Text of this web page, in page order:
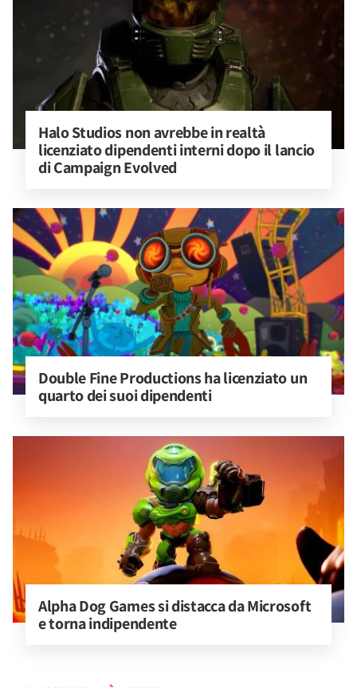
Halo Studios non avrebbe in realtà
licenziato dipendenti interni dopo il lancio
di Campaign Evolved
Double Fine Productions ha licenziato un
quarto dei suoi dipendenti
Alpha Dog Games si distacca da Microsoft
e torna indipendente